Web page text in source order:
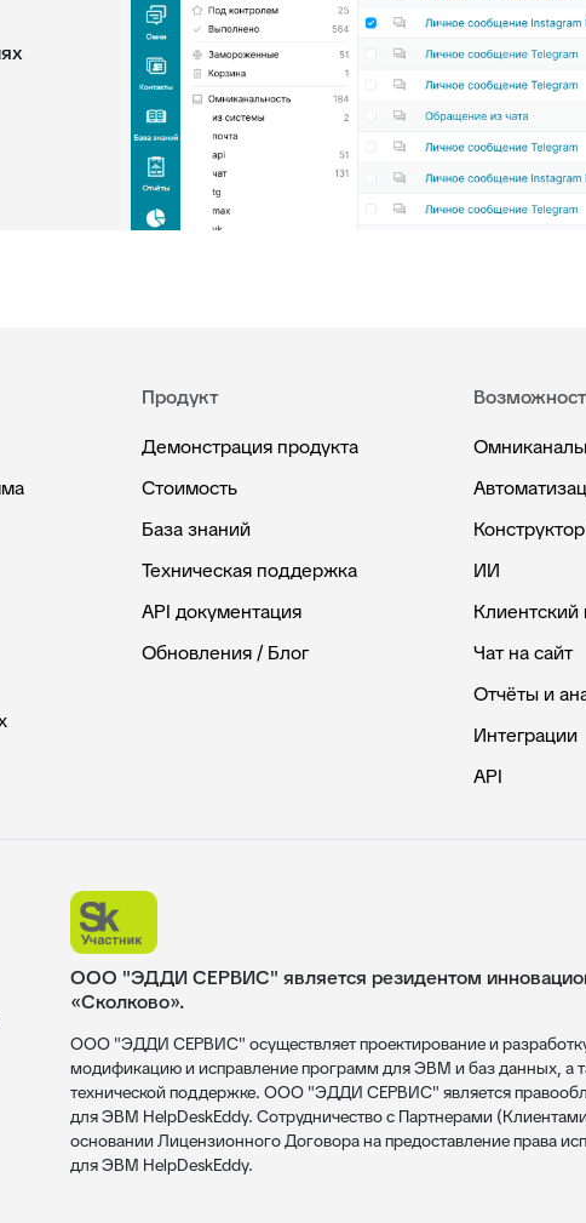
Продукт
Демонстрация продукта
Стоимость
База знаний
Техническая поддержка
API документация
Обновления / Блог
ИИ
Клиентский
Чат на сайт
Отчёты и
Интеграции
API
ООО "ЭДДИ СЕРВИС" является резидентом
«Сколково».
ООО "ЭДДИ СЕРВИС" осуществляет проектирование и
модификацию и исправление программ для ЭВМ и баз данных, а
технической поддержке. ООО "ЭДДИ СЕРВИС" является
для ЭВМ HelpDeskEddy. Сотрудничество с Партнерами
основании Лицензионного Договора на предоставление права
для ЭВМ HelpDeskEddy.